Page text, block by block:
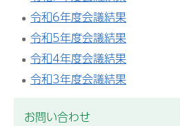
令和6年度会議結果
令和5年度会議結果
令和4年度会議結果
令和3年度会議結果
お問い合わせ